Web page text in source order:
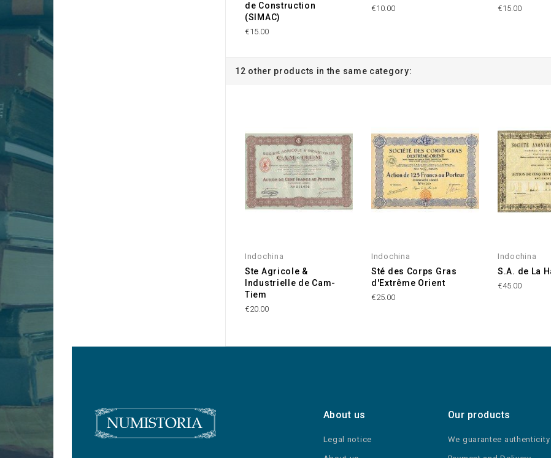
de Construction
(SIMAC)
€15.00
€10.00 €15.00
12 other products in the same category:
Indochina
Ste Agricole &
Industrielle de Cam-
Tiem
€20.00
Indochina
Sté des Corps Gras
d'Extrême Orient
€25.00
Indochina
S.A. de La
€45.00
About us
Legal notice
Our products
We guarantee authenticity